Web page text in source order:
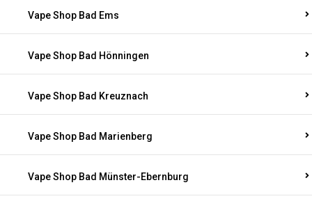
Vape Shop Bad Ems
Vape Shop Bad Hönningen
Vape Shop Bad Kreuznach
Vape Shop Bad Marienberg
Vape Shop Bad Münster-Ebernburg